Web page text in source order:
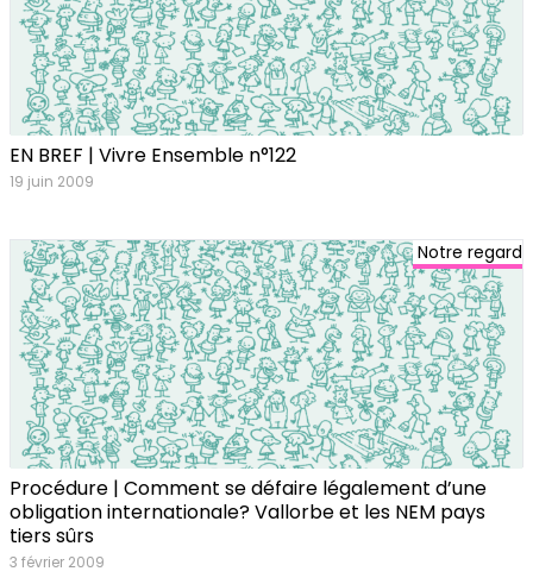
EN BREF | Vivre Ensemble n°122
19 juin 2009
Notre regard
Procédure | Comment se défaire légalement d’une
obligation internationale? Vallorbe et les NEM pays
tiers sûrs
3 février 2009